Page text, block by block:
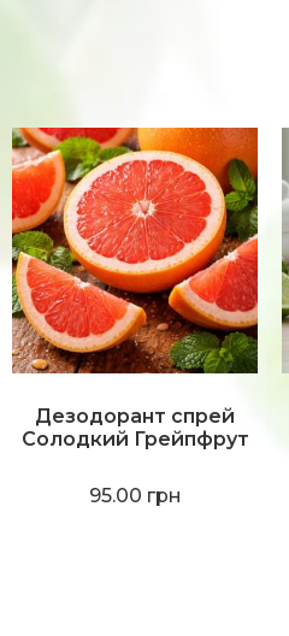
Дезодорант спрей
Солодкий Грейпфрут
95.00 грн